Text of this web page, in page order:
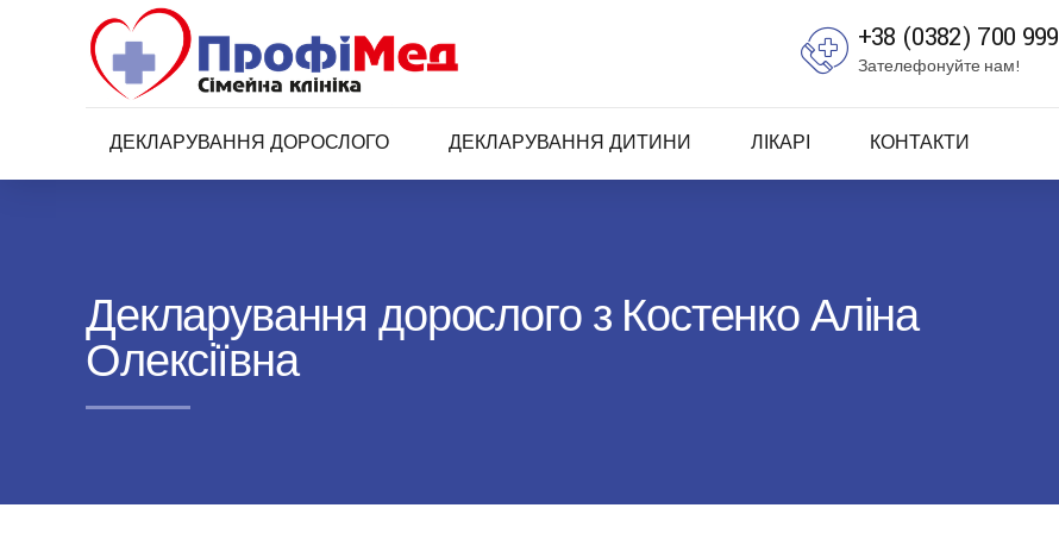
+38 (0382) 700 999
Зателефонуйте нам!
ДЕКЛАРУВАННЯ ДОРОСЛОГО ДЕКЛАРУВАННЯ ДИТИНИ ЛІКАРІ КОНТАКТИ
Декларування дорослого з Костенко Аліна
Олексіївна